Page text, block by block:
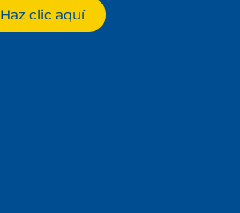
Haz clic aquí